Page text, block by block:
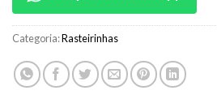
Categoria:Rasteirinhas